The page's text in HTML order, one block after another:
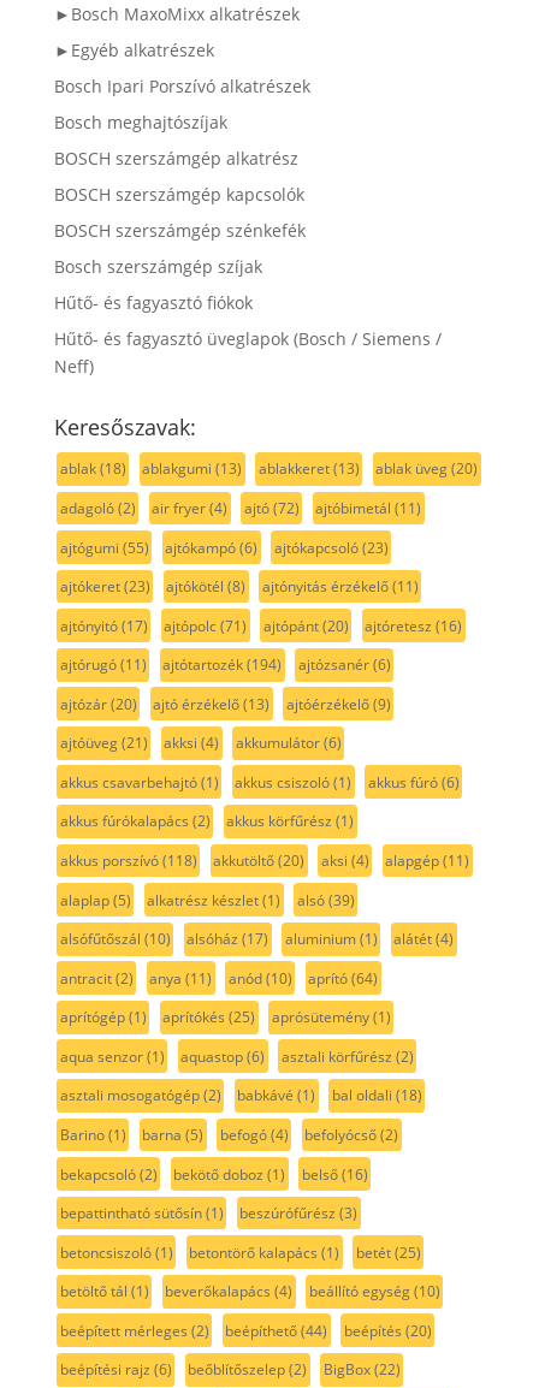
►Bosch MaxoMixx alkatrészek
►Egyéb alkatrészek
Bosch Ipari Porszívó alkatrészek
Bosch meghajtószíjak
BOSCH szerszámgép alkatrész
BOSCH szerszámgép kapcsolók
BOSCH szerszámgép szénkefék
Bosch szerszámgép szíjak
Hűtő- és fagyasztó fiókok
Hűtő- és fagyasztó üveglapok (Bosch / Siemens /
Neff)
Keresőszavak:
ablak(18) ablakgumi (13) ablakkeret(13) ablak üveg(20)
adagoló(2) air fryer(4) ajtó(72) ajtóbimetál (11)
ajtógumi (55) ajtókampó(6) ajtókapcsoló(23)
ajtókeret(23) ajtókötél (8) ajtónyitás érzékelő(11)
ajtónyitó(17) ajtópolc(71) ajtópánt(20) ajtóretesz (16)
ajtórugó(11) ajtótartozék(194) ajtózsanér(6)
ajtózár(20) ajtó érzékelő(13) ajtóérzékelő(9)
ajtóüveg(21) akksi (4) akkumulátor(6)
akkus csavarbehajtó(1) akkus csiszoló(1) akkus fúró(6)
akkus fúrókalapács (2) akkus körfűrész (1)
akkus porszívó(118) akkutöltő(20) aksi (4) alapgép(11)
alaplap(5) alkatrész készlet(1) alsó(39)
alsófűtőszál (10) alsóház (17) aluminium(1) alátét(4)
antracit(2) anya (11) anód(10) aprító(64)
aprítógép(1) aprítókés (25) aprósütemény(1)
aqua senzor(1) aquastop(6) asztali körfűrész (2)
asztali mosogatógép(2) babkávé (1) bal oldali (18)
Barino(1) barna (5) befogó(4) befolyócső(2)
bekapcsoló(2) bekötő doboz (1) belső(16)
bepattintható sütősín(1) beszúrófűrész (3)
betoncsiszoló(1) betontörő kalapács (1) betét(25)
betöltő tál (1) beverőkalapács (4) beállító egység(10)
beépített mérleges (2) beépíthető(44) beépítés (20)
beépítési rajz (6) beőblítőszelep(2) BigBox(22)